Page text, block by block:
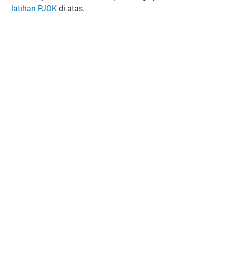
latihan PJOK di atas.